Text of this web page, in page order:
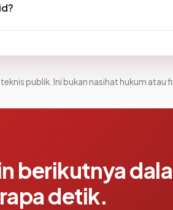
publik. Ini bukan nasihat hukum atau
berikutnya
detik.